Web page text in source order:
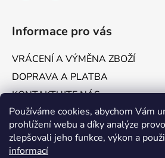
Používáme cookies, abychom Vám
prohlížení webu a díky analýze
zlepšovali jeho funkce, výkon a
informací
Informace pro vás
VRÁCENÍ A VÝMĚNA ZBOŽÍ
DOPRAVA A PLATBA
KONTAKTUJTE NÁS
Obchodní podmínky
Podmínky ochrany osobních údajů